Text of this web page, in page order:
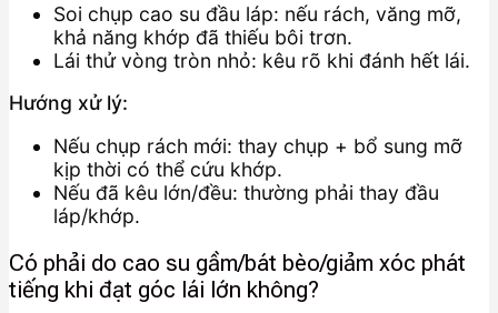
Soi chụp cao su đầu láp: nếu rách, văng mỡ,
khả năng khớp đã thiếu bôi trơn.
Lái thử vòng tròn nhỏ: kêu rõ khi đánh hết lái.
Hướng xử lý:
Nếu chụp rách mới: thay chụp + bổ sung mỡ
kịp thời có thể cứu khớp.
Nếu đã kêu lớn/đều: thường phải thay đầu
láp/khớp.
Có phải do cao su gầm/bát bèo/giảm xóc phát
tiếng khi đạt góc lái lớn không?